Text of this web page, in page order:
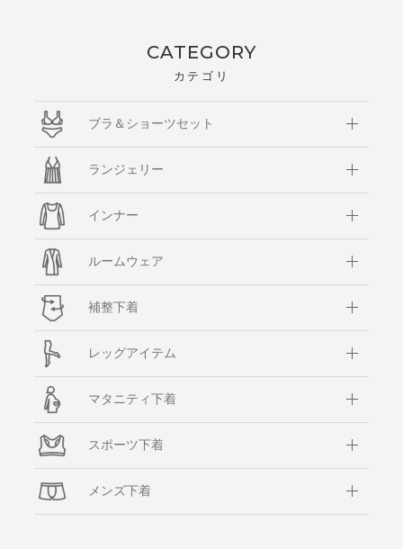
CATEGORY
カテゴリ
ブラ＆ショーツセット
ランジェリー
インナー
ルームウェア
補整下着
レッグアイテム
マタニティ下着
スポーツ下着
メンズ下着